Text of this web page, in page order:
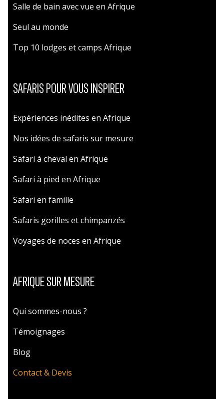
Salle de bain avec vue en Afrique
Seul au monde
Top 10 lodges et camps Afrique
SAFARIS POUR VOUS INSPIRER
Expériences inédites en Afrique
Nos idées de safaris sur mesure
Safari à cheval en Afrique
Safari à pied en Afrique
Safari en famille
Safaris gorilles et chimpanzés
Voyages de noces en Afrique
AFRIQUE SUR MESURE
Qui sommes-nous ?
Témoignages
Blog
Contact & Devis